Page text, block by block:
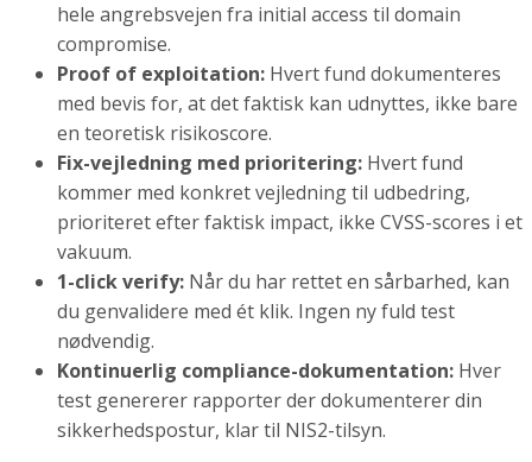
hele angrebsvejen fra initial access til domain
compromise.
Proof of exploitation: Hvert fund dokumenteres
med bevis for, at det faktisk kan udnyttes, ikke bare
en teoretisk risikoscore.
Fix-vejledning med prioritering: Hvert fund
kommer med konkret vejledning til udbedring,
prioriteret efter faktisk impact, ikke CVSS-scores i et
vakuum.
1-click verify: Når du har rettet en sårbarhed, kan
du genvalidere med ét klik. Ingen ny fuld test
nødvendig.
Kontinuerlig compliance-dokumentation: Hver
test genererer rapporter der dokumenterer din
sikkerhedspostur, klar til NIS2-tilsyn.